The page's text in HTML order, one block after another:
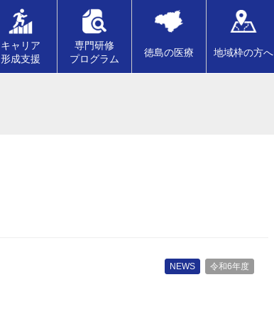
キャリア
形成支援
専門研修
プログラム
徳島の医療 地域枠の方へ
令和6年度
NEWS